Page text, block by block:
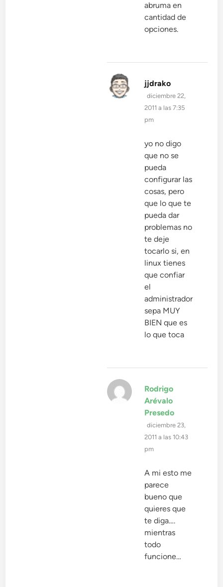
abruma en
cantidad de
opciones.
jjdrako
diciembre 22,
2011 a las 7:35
pm
yo no digo
que no se
pueda
configurar las
cosas, pero
que lo que te
pueda dar
problemas no
te deje
tocarlo si, en
linux tienes
que confiar
el
administrador
sepa MUY
BIEN que es
lo que toca
Rodrigo
Arévalo
Presedo
diciembre 23,
2011 a las 10:43
pm
A mi esto me
parece
bueno que
quieres que
te diga….
mientras
todo
funcione…